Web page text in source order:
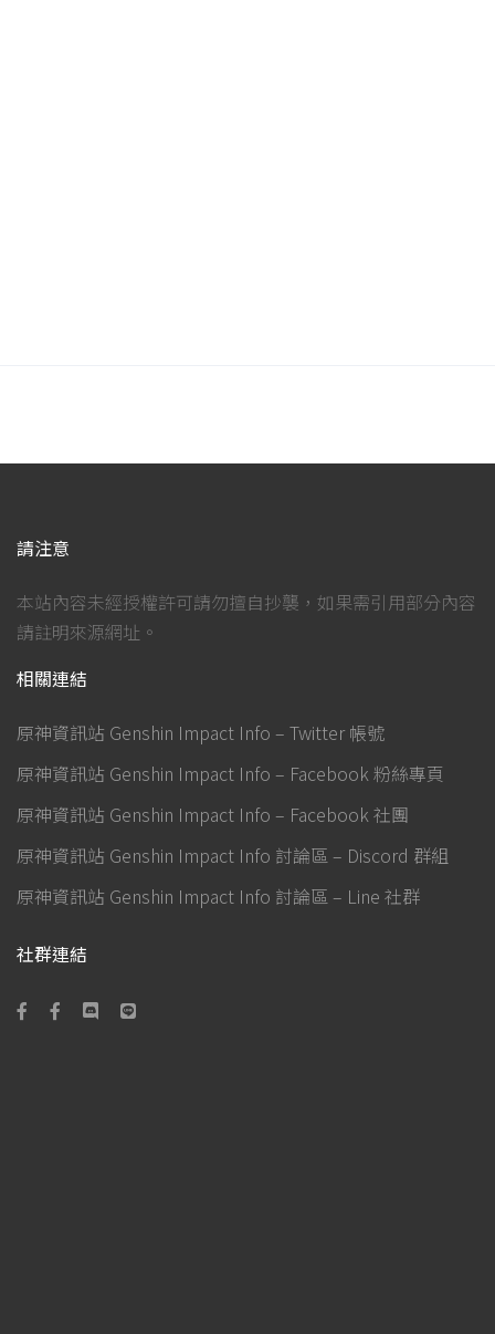
請注意
本站內容未經授權許可請勿擅自抄襲，如果需引用部分內容
請註明來源網址。
相關連結
原神資訊站 Genshin Impact Info – Twitter 帳號
原神資訊站 Genshin Impact Info – Facebook 粉絲專頁
原神資訊站 Genshin Impact Info – Facebook 社團
原神資訊站 Genshin Impact Info 討論區 – Discord 群組
原神資訊站 Genshin Impact Info 討論區 – Line 社群
社群連結